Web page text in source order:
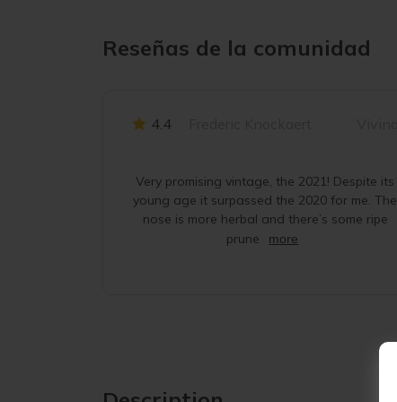
Reseñas de la comunidad
4.4
Very promising vintage, the 2021! Despite its
young age it surpassed the 2020 for me. The
nose is more herbal and there’s some ripe
prune
more